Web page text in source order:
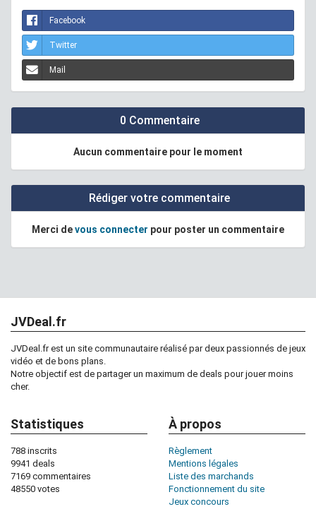
Facebook
Twitter
Mail
0 Commentaire
Aucun commentaire pour le moment
Rédiger votre commentaire
Merci devous connecter pour poster un commentaire
JVDeal.fr
JVDeal.fr est un site communautaire réalisé par deux passionnés de jeux
vidéo et de bons plans.
Notre objectif est de partager un maximum de deals pour jouer moins
cher.
Statistiques
788 inscrits
9941 deals
7169 commentaires
48550 votes
À propos
Règlement
Mentions légales
Liste des marchands
Fonctionnement du site
Jeux concours